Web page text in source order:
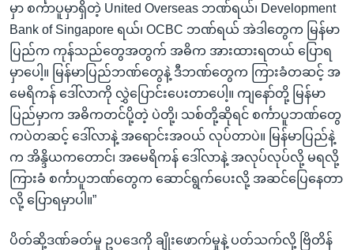
မှာ စင်္ကာပူမှာရှိတဲ့ United Overseas ဘဏ်ရယ်၊ Development
Bank of Singapore ရယ်၊ OCBC ဘဏ်ရယ် အဲဒါတွေက မြန်မာ
ပြည်က ကုန်သည်တွေအတွက် အဓိက အားထားရတယ် ပြောရ
မှာပေါ့။ မြန်မာပြည်ဘဏ်တွေနဲ့ ဒီဘဏ်တွေက ကြားခံတဆင့် အ
မေရိကန် ဒေါ်လာကို လွှဲပြောင်းပေးတာပေါ့။ ကျနော်တို့ မြန်မာ
ပြည်မှာက အဓိကတင်ပို့တဲ့ ပဲတို့၊ သစ်တို့ဆိုရင် စင်္ကာပူဘဏ်တွေ
ကပဲတဆင့် ဒေါ်လာနဲ့ အရောင်းအဝယ် လုပ်တာပဲ။ မြန်မာပြည်နဲ့
က အိန္ဒိယကတောင်၊ အမေရိကန် ဒေါ်လာနဲ့ အလုပ်လုပ်လို့ မရလို့
ကြားခံ စင်္ကာပူဘဏ်တွေက ဆောင်ရွက်ပေးလို့ အဆင်ပြေနေတာ
လို့ ပြောရမှာပါ။”
ပိတ်ဆို့ဒဏ်ခတ်မှု ဥပဒေကို ချိုးဖောက်မှုနဲ့ ပတ်သက်လို့ ဗြိတိန်